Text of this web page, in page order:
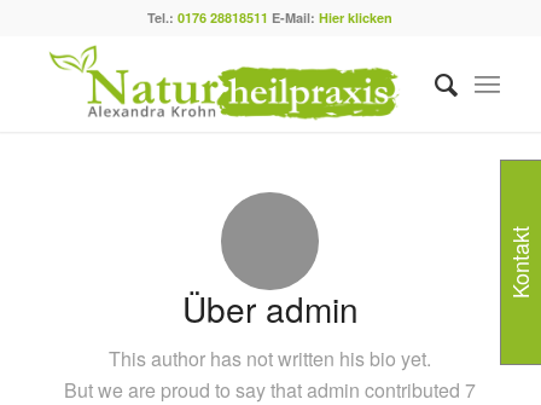
Tel.:0176 28818511 E-Mail:Hier klicken
Über admin
This author has not written his bio yet.
But we are proud to say thatadmin contributed 7
Kontakt